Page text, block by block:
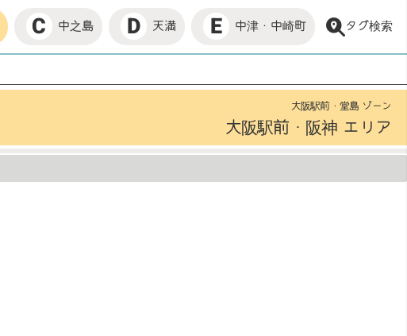
C 中之島 D 天満 E 中津・中崎町 タグ検索
大阪駅前・堂島 ゾーン
大阪駅前・阪神 エリア